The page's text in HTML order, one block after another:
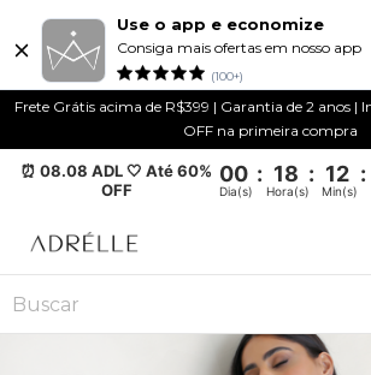
Use o app e economize
Consiga mais ofertas em nosso app
(100+)
Frete Grátis acima de R$399 | Garantia de 2 anos |
OFF na primeira compra
⏰ 08.08 ADL 🤍 Até 60%
OFF
00 : 18 : 12 :
Dia(s) Hora(s) Min(s)